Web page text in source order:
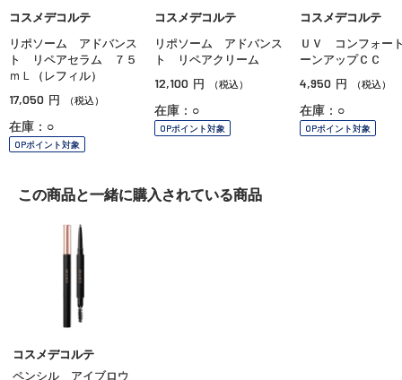
コスメデコルテ
リポソーム アドバンス
ト リペアセラム ７５
ｍＬ（レフィル）
17,050 円 （税込）
在庫：○
OPポイント対象
コスメデコルテ
リポソーム アドバンス
ト リペアクリーム
12,100 円 （税込）
在庫：○
OPポイント対象
コスメデコルテ
ＵＶ コンフォー
ーンアップＣＣ
4,950 円 （税込）
在庫：○
OPポイント対象
この商品と一緒に購入されている商品
コスメデコルテ
ペンシル アイブロウ